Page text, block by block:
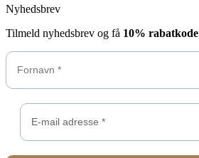
Nyhedsbrev
Tilmeld nyhedsbrev og få 10% rabatkode